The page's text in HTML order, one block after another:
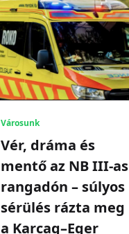
Városunk
Vér, dráma és
mentő az NB III-as
rangadón – súlyos
sérülés rázta meg
a Karcag–Eger